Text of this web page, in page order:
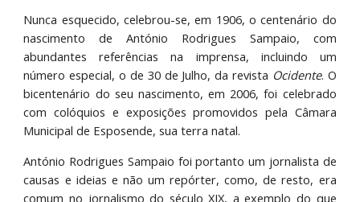
Nunca esquecido, celebrou-se, em 1906, o centenário do
nascimento de António Rodrigues Sampaio, com
abundantes referências na imprensa, incluindo um
número especial, o de 30 de Julho, da revista Ocidente. O
bicentenário do seu nascimento, em 2006, foi celebrado
com colóquios e exposições promovidos pela Câmara
Municipal de Esposende, sua terra natal.
António Rodrigues Sampaio foi portanto um jornalista de
causas e ideias e não um repórter, como, de resto, era
comum no jornalismo do século XIX, a exemplo do que